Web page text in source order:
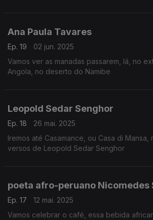
Ana Paula Tavares
Ep. 19
02 jun. 2025
Vamos ver as manadas passarem, lá, no
Angola, no deserto do Namibe
Leopold Sedar Senghor
Ep. 18
26 mai. 2025
Iremos até Casamance, ou Casa di Mansa,
versos de Leopold Sedar Senghor
poeta afro-peruano Nicomedes
Ep. 17
12 mai. 2025
Vamos celebrar o café, essa bebida